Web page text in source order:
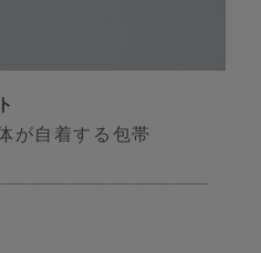
が自着する包帯